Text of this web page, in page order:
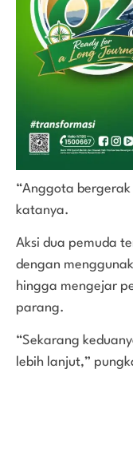
“Anggota
katanya.
Aksi dua pemuda
dengan
hingga mengejar
parang.
“Sekarang
lebih lanjut,”